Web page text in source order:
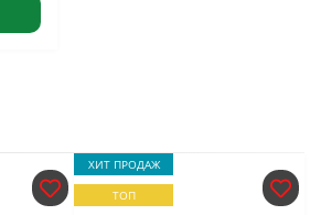
ХИТ ПРОДАЖ
ТОП